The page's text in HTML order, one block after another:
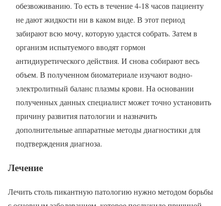
обезвоживанию. То есть в течение 4-18 часов пациенту
не дают жидкости ни в каком виде. В этот период
забирают всю мочу, которую удастся собрать. Затем в
организм испытуемого вводят гормон
антидиуретического действия. И снова собирают весь
объем. В полученном биоматериале изучают водно-
электролитный баланс плазмы крови. На основании
полученных данных специалист может точно установить
причину развития патологии и назначить
дополнительные аппаратные методы диагностики для
подтверждения диагноза.
Лечение
Лечить столь пикантную патологию нужно методом борьбы